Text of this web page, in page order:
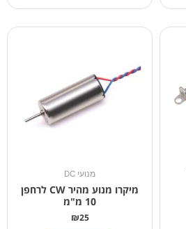
מנועי DC
מיקרו מנוע מהיר CW לרחפן
10 מ"מ
₪25